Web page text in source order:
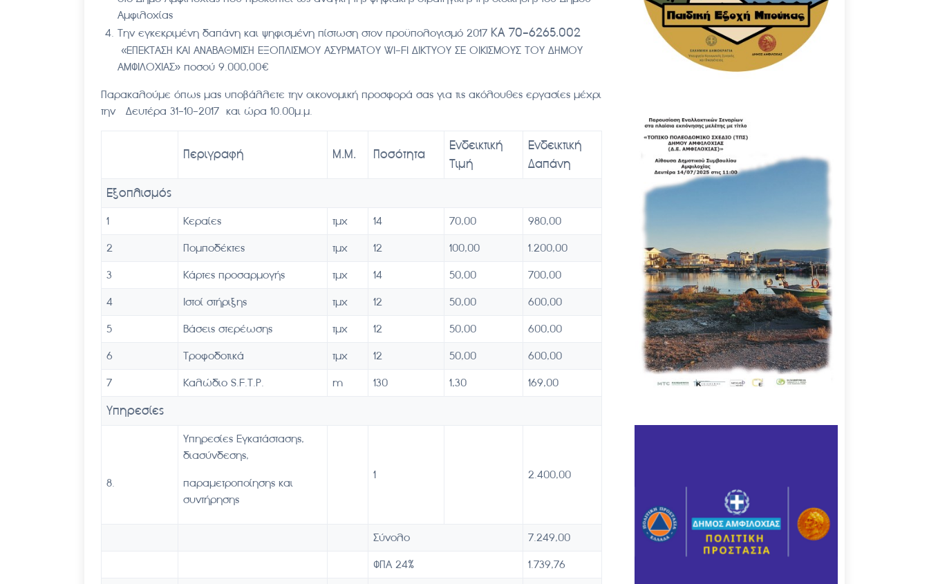
Αμφιλοχίας
Την εγκεκριμένη δαπάνη και ψηφισμένη πίστωση στον προϋπολογισμό 2017 ΚΑ 70-6265.002
«ΕΠΕΚΤΑΣΗ ΚΑΙ ΑΝΑΒΑΘΜΙΣΗ ΕΞΟΠΛΙΣΜΟΥ ΑΣΥΡΜΑΤΟΥ WI-FI ΔΙΚΤΥΟΥ ΣΕ ΟΙΚΙΣΜΟΥΣ ΤΟΥ ΔΗΜΟΥ
ΑΜΦΙΛΟΧΙΑΣ» ποσού 9.000,00€
Παρακαλούμε όπως μας υποβάλλετε την οικονομική προσφορά σας για τις ακόλουθες εργασίες μέχρι
την Δευτέρα 31-10-2017 και ώρα 10.00μ.μ.
Περιγραφή Μ.Μ. Ποσότητα
Ενδεικτική
Τιμή
Ενδεικτική
Δαπάνη
Εξοπλισμός
1 Κεραίες τμχ 14 70,00 980,00
2 Πομποδέκτες τμχ 12 100,00 1.200,00
3 Κάρτες προσαρμογής τμχ 14 50,00 700,00
4 Ιστοί στήριξης τμχ 12 50,00 600,00
5 Βάσεις στερέωσης τμχ 12 50,00 600,00
6 Τροφοδοτικά τμχ 12 50,00 600,00
7 Καλώδιο S.F.T.P. m 130 1,30 169,00
Υπηρεσίες
8.
Υπηρεσίες Εγκατάστασης,
διασύνδεσης,
παραμετροποίησης και
συντήρησης
1 2.400,00
Σύνολο 7.249,00
ΦΠΑ 24% 1.739,76